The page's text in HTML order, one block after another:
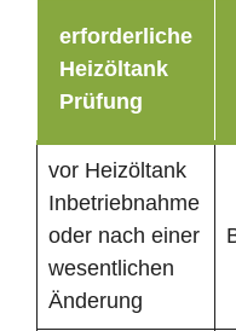
erforderliche
Heizöltank
Prüfung
vor Heizöltank
Inbetriebnahme
oder nach einer
wesentlichen
Änderung